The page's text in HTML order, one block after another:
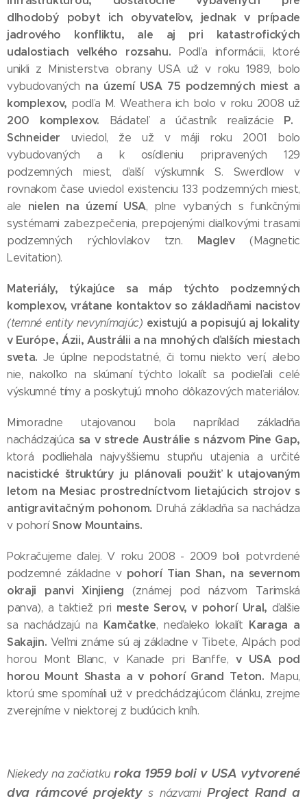
dlhodobý pobyt ich obyvateľov, jednak v prípade
jadrového konfliktu, ale aj pri katastrofických
udalostiach veľkého rozsahu. Podľa informácii, ktoré
unikli z Ministerstva obrany USA už v roku 1989, bolo
vybudovaných na území USA 75 podzemných miest a
komplexov, podľa M. Weathera ich bolo v roku 2008 už
200 komplexov. Bádateľ a účastník realizácie P.
Schneider uviedol, že už v máji roku 2001 bolo
vybudovaných a k osídleniu pripravených 129
podzemných miest, ďalší výskumník S. Swerdlow v
rovnakom čase uviedol existenciu 133 podzemných miest,
ale nielen na území USA, plne vybaných s funkčnými
systémami zabezpečenia, prepojenými diaľkovými trasami
podzemných rýchlovlakov tzn. Maglev (Magnetic
Levitation).
Materiály, týkajúce sa máp týchto podzemných
komplexov, vrátane kontaktov so základňami nacistov
(temné entity nevynímajúc) existujú a popisujú aj lokality
v Európe, Ázii, Austrálii a na mnohých ďalších miestach
sveta. Je úplne nepodstatné, či tomu niekto verí, alebo
nie, nakoľko na skúmaní týchto lokalít sa podieľali celé
výskumné tímy a poskytujú mnoho dôkazových materiálov.
Mimoradne utajovanou bola napríklad základňa
nachádzajúca sa v strede Austrálie s názvom Pine Gap,
ktorá podliehala najvyššiemu stupňu utajenia a určité
nacistické štruktúry ju plánovali použiť k utajovaným
letom na Mesiac prostredníctvom lietajúcich strojov s
antigravitačným pohonom. Druhá základňa sa nachádza
v pohorí Snow Mountains.
Pokračujeme ďalej. V roku 2008 - 2009 boli potvrdené
podzemné základne v pohorí Tian Shan, na severnom
okraji panvi Xinjieng (známej pod názvom Tarimská
panva), a taktiež pri meste Serov, v pohorí Ural, ďalšie
sa nachádzajú na Kamčatke, neďaleko lokalít Karaga a
Sakajin. Veľmi známe sú aj základne v Tibete, Alpách pod
horou Mont Blanc, v Kanade pri Banffe, v USA pod
horou Mount Shasta a v pohorí Grand Teton. Mapu,
ktorú sme spomínali už v predchádzajúcom článku, zrejme
zverejníme v niektorej z budúcich kníh.
Niekedy na začiatkuroka 1959 boli v USA vytvorené
dva rámcové projektys názvamiProject Rand a